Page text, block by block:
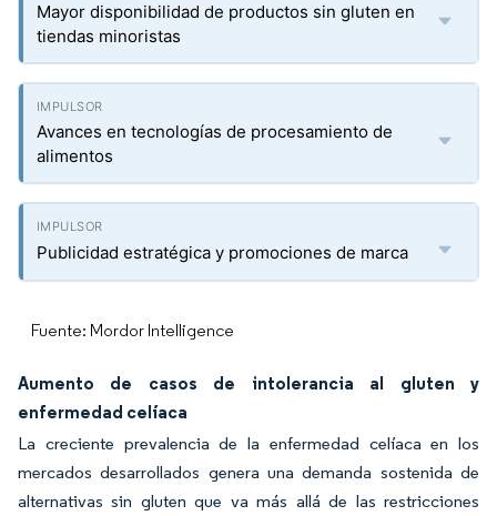
Mayor disponibilidad de productos sin gluten en
tiendas minoristas
Avances en tecnologías de procesamiento de
alimentos
Publicidad estratégica y promociones de marca
Fuente: Mordor Intelligence
Aumento de casos de intolerancia al gluten y
enfermedad celíaca
La creciente prevalencia de la enfermedad celíaca en los
mercados desarrollados genera una demanda sostenida de
alternativas sin gluten que va más allá de las restricciones